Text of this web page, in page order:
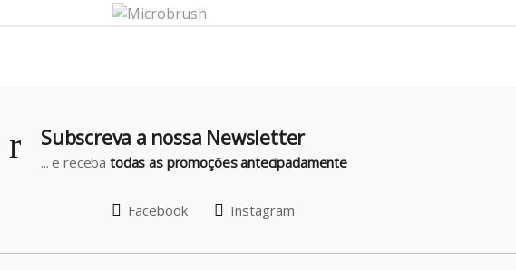
Subscreva a nossa Newsletter
... e recebatodas as promoções antecipadamente
Facebook Instagram